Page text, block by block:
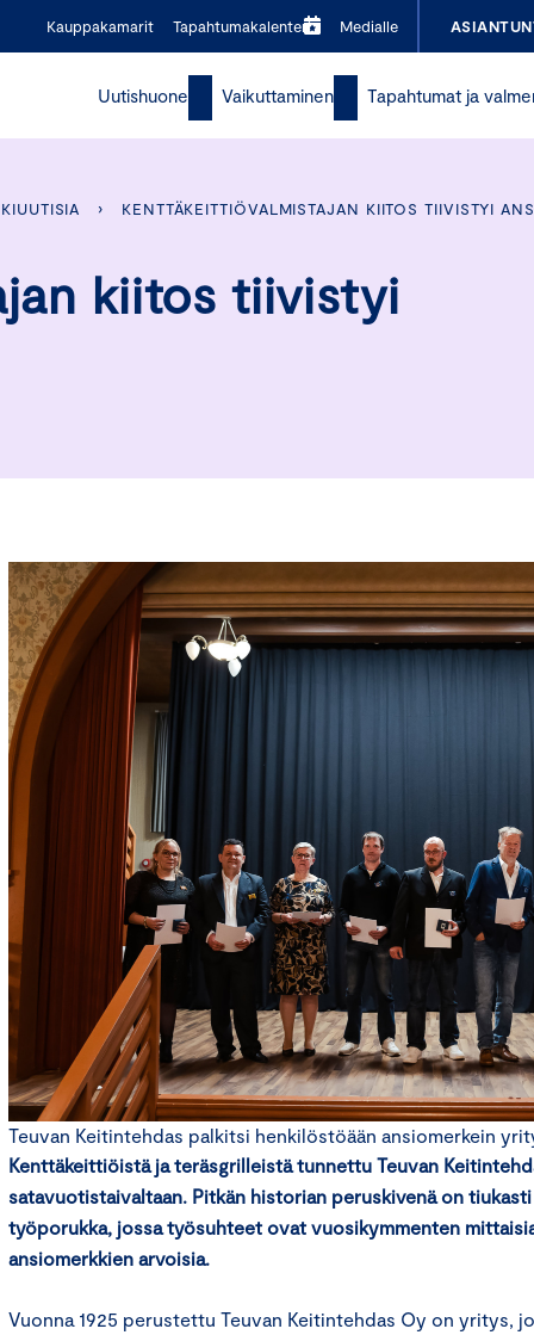
Kauppakamarit Tapahtumakalenteri Medialle
Uutishuone Vaikuttaminen Tapahtumat ja
› KENTTÄKEITTIÖVALMISTAJAN KIITOS TIIVISTYI
kiitos tiivistyi
Teuvan Keitintehdas palkitsi henkilöstöään ansiomerkein
Kenttäkeittiöistä ja teräsgrilleistä tunnettu Teuvan
satavuotistaivaltaan. Pitkän historian peruskivenä on
työporukka, jossa työsuhteet ovat vuosikymmenten
ansiomerkkien arvoisia.
Vuonna 1925 perustettu Teuvan Keitintehdas Oy on yritys,